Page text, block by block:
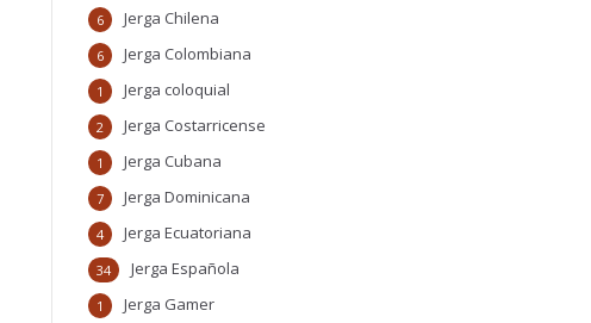
Jerga Chilena
6
Jerga Colombiana
6
Jerga coloquial
1
Jerga Costarricense
2
Jerga Cubana
1
Jerga Dominicana
7
Jerga Ecuatoriana
4
Jerga Española
34
Jerga Gamer
1